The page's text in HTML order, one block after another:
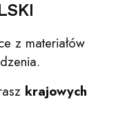
z materiałów
krajowych